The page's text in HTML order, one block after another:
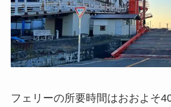
フェリーの所要時間はおおよそ40